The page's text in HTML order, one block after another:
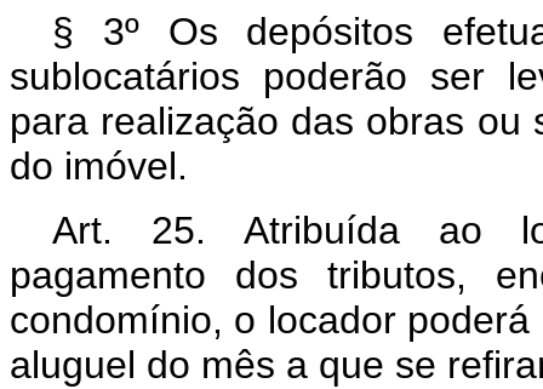
§ 3º Os depósitos
sublocatários poderão ser
para realização das obras ou
do imóvel.
Art. 25. Atribuída ao
pagamento dos tributos,
condomínio, o locador
aluguel do mês a que se